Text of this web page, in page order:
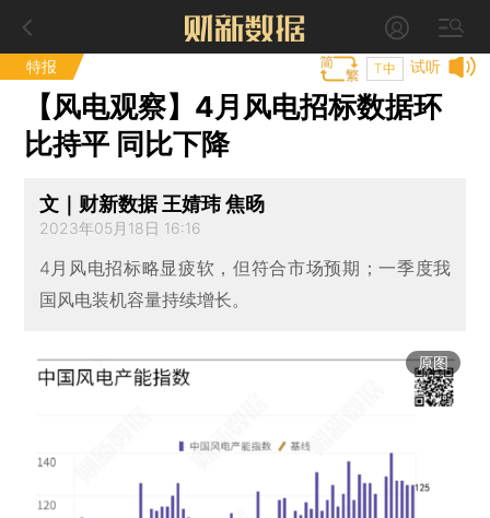
特报 试听
T中
【风电观察】4月风电招标数据环
比持平 同比下降
文｜财新数据 王婧玮 焦旸
2023年05月18日 16:16
4月风电招标略显疲软，但符合市场预期；一季度我
国风电装机容量持续增长。
原图